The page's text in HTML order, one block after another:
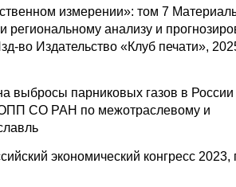
измерении»: том 7
анализу и
во Издательство «Клуб печати»,
выбросы парниковых газов в России
СО РАН по межотраслевому и
экономический конгресс 2023,